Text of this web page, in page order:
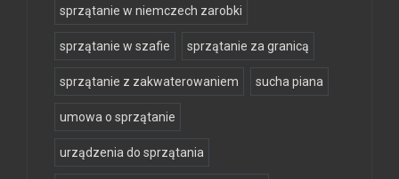
sprzątanie w niemczech zarobki
sprzątanie w szafie sprzątanie za granicą
sprzątanie z zakwaterowaniem sucha piana
umowa o sprzątanie
urządzenia do sprzątania